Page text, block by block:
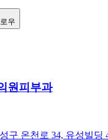
우
원피부과
구 온천로 34, 유성빌딩